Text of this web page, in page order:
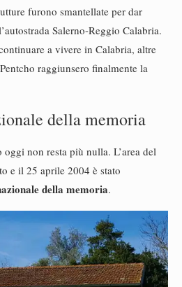
furono smantellate per dar
Salerno-Reggio Calabria.
a vivere in Calabria, altre
raggiunsero finalmente la
della memoria
non resta più nulla. L’area del
e il 25 aprile 2004 è stato
della memoria.